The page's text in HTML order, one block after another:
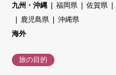
九州・沖縄
福岡県 佐賀県
鹿児島県
沖縄県
海外
旅の目的